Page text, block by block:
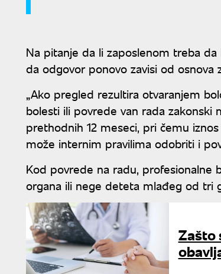
Na pitanje da li zaposlenom treba
da odgovor ponovo zavisi od osnova
„Ako pregled rezultira otvaranjem
bolesti ili povrede van rada
prethodnih 12 meseci, pri čemu
može internim pravilima odobriti i
Kod povrede na radu, profesionalne
organa ili nege deteta mlađeg od tri
Zašto